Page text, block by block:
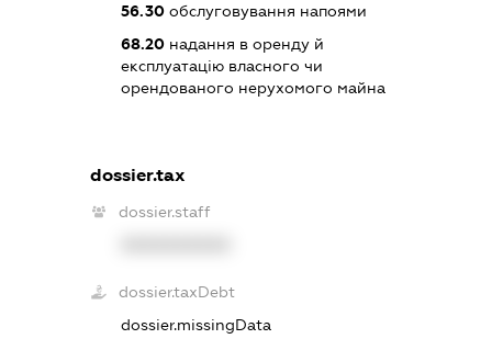
56.30обслуговування напоями
68.20надання в оренду й
експлуатацію власного чи
орендованого нерухомого майна
dossier.tax
dossier.staff
dossier.taxDebt
dossier.missingData